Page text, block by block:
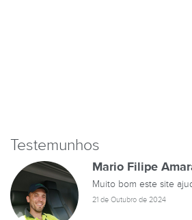
Testemunhos
Mario Filipe
Muito bom este site
21 de Outubro de 2024